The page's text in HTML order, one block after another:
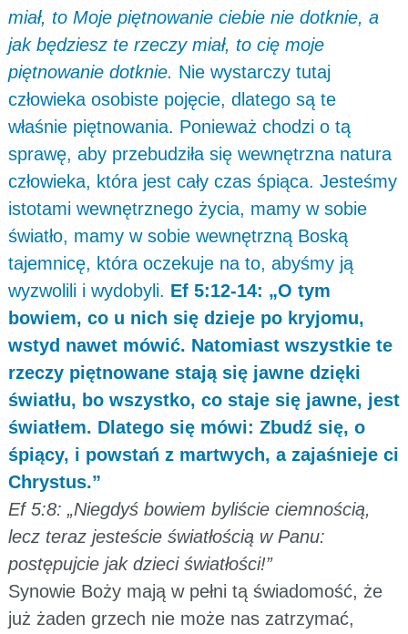
miał, to Moje piętnowanie ciebie nie dotknie, a
jak będziesz te rzeczy miał, to cię moje
piętnowanie dotknie. Nie wystarczy tutaj
człowieka osobiste pojęcie, dlatego są te
właśnie piętnowania. Ponieważ chodzi o tą
sprawę, aby przebudziła się wewnętrzna natura
człowieka, która jest cały czas śpiąca. Jesteśmy
istotami wewnętrznego życia, mamy w sobie
światło, mamy w sobie wewnętrzną Boską
tajemnicę, która oczekuje na to, abyśmy ją
wyzwolili i wydobyli. Ef 5:12-14: „O tym
bowiem, co u nich się dzieje po kryjomu,
wstyd nawet mówić. Natomiast wszystkie te
rzeczy piętnowane stają się jawne dzięki
światłu, bo wszystko, co staje się jawne, jest
światłem. Dlatego się mówi: Zbudź się, o
śpiący, i powstań z martwych, a zajaśnieje ci
Chrystus.”
Ef 5:8: „Niegdyś bowiem byliście ciemnością,
lecz teraz jesteście światłością w Panu:
postępujcie jak dzieci światłości!”
Synowie Boży mają w pełni tą świadomość, że
już żaden grzech nie może nas zatrzymać,